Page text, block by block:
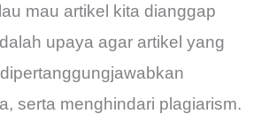
mau artikel kita dianggap
upaya agar artikel yang
serta menghindari plagiarism.